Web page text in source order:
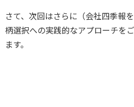
さて、次回はさらに（会社四季報
柄選択への実践的なアプローチを
ます。